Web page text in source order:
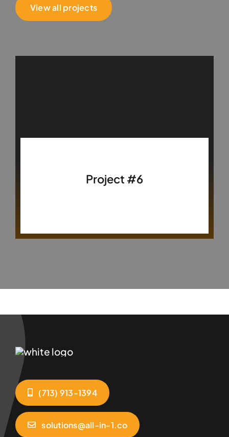
View all projects
Project #6
(713) 913-1394
solutions@all-in-1.co